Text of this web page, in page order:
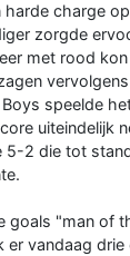
charge
zorgde
met rood
speelde
uiteindelijk
5-2 die tot
goals "man of
vandaag drie